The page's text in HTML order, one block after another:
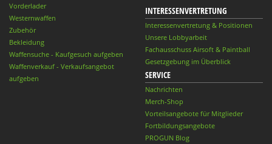
Vorderlader
Westernwaffen
Zubehör
Bekleidung
Waffensuche - Kaufgesuch aufgeben
Waffenverkauf - Verkaufsangebot
aufgeben
INTERESSENVERTRETUNG
Interessenvertretung & Positionen
Unsere Lobbyarbeit
Fachausschuss Airsoft & Paintball
Gesetzgebung im Überblick
SERVICE
Nachrichten
Merch-Shop
Vorteilsangebote für Mitglieder
Fortbildungsangebote
PROGUN Blog